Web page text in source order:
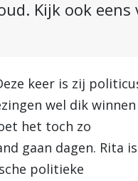
Kijk ook
keer is zij
wel dik winnen
het toch zo
gaan dagen. Rita is
politieke